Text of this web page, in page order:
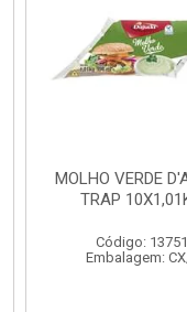
FRUTAS
CX 10KG
Código: 1785
Embalagem: KG/